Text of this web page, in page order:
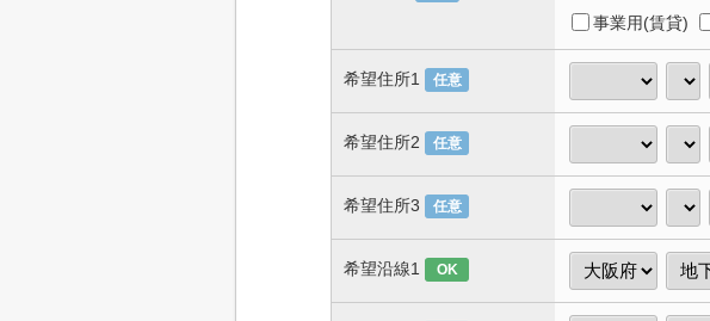
事業用(賃貸)
希望住所1 任意
希望住所2 任意
希望住所3 任意
希望沿線1 OK